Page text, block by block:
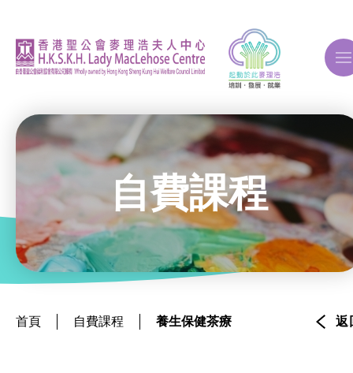
關於我們
ERB再培訓課程
自費課程
自費課程
首頁 自費課程 養生保健茶療 返